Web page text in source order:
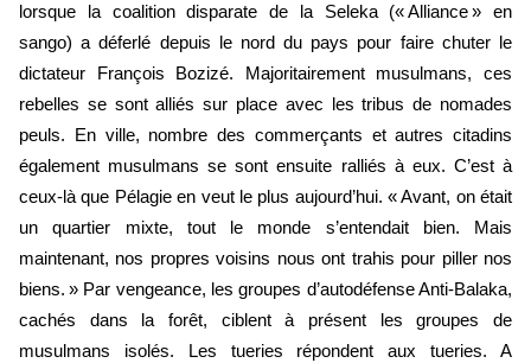
lorsque la coalition disparate de la Seleka (« Alliance » en
sango) a déferlé depuis le nord du pays pour faire chuter le
dictateur François Bozizé. Majoritairement musulmans, ces
rebelles se sont alliés sur place avec les tribus de nomades
peuls. En ville, nombre des commerçants et autres citadins
également musulmans se sont ensuite ralliés à eux. C’est à
ceux-là que Pélagie en veut le plus aujourd’hui. « Avant, on était
un quartier mixte, tout le monde s’entendait bien. Mais
maintenant, nos propres voisins nous ont trahis pour piller nos
biens. » Par vengeance, les groupes d’autodéfense Anti-Balaka,
cachés dans la forêt, ciblent à présent les groupes de
musulmans isolés. Les tueries répondent aux tueries. A